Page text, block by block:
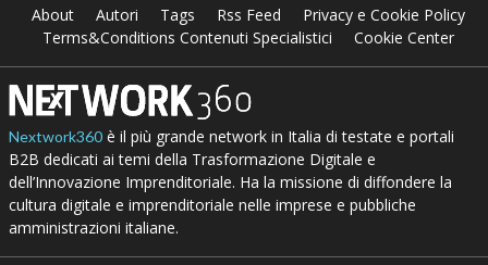
About Autori Tags Rss Feed
Privacy e Cookie Policy
Terms&Conditions Contenuti Specialistici
Cookie Center
Nextwork360è il più grande network in Italia di testate e portali
B2B dedicati ai temi della Trasformazione Digitale e
dell’Innovazione Imprenditoriale. Ha la missione di diffondere la
cultura digitale e imprenditoriale nelle imprese e pubbliche
amministrazioni italiane.